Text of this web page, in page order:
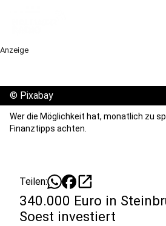
Anzeige
© Pixabay
Wer die Möglichkeit hat, monatlich zu
Finanztipps achten.
Teilen: open_in_new
340.000 Euro in
Soest investiert